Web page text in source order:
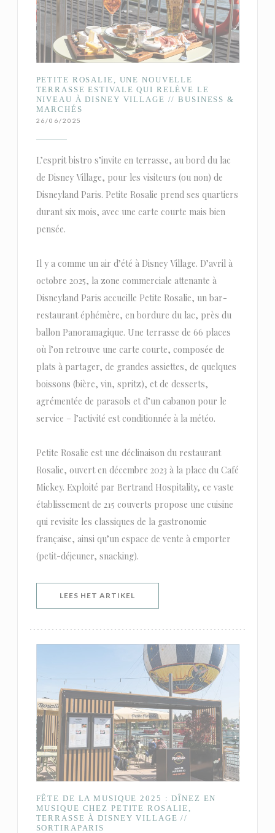
PETITE ROSALIE, UNE NOUVELLE
TERRASSE ESTIVALE QUI RELÈVE LE
NIVEAU À DISNEY VILLAGE // BUSINESS &
MARCHÉS
26/06/2025
L’esprit bistro s’invite en terrasse, au bord du lac
de Disney Village, pour les visiteurs (ou non) de
Disneyland Paris. Petite Rosalie prend ses quartiers
durant six mois, avec une carte courte mais bien
pensée.
Il y a comme un air d’été à Disney Village. D’avril à
octobre 2025, la zone commerciale attenante à
Disneyland Paris accueille Petite Rosalie, un bar-
restaurant éphémère, en bordure du lac, près du
ballon Panoramagique. Une terrasse de 66 places
où l’on retrouve une carte courte, composée de
plats à partager, de grandes assiettes, de quelques
boissons (bière, vin, spritz), et de desserts,
agrémentée de parasols et d’un cabanon pour le
service – l’activité est conditionnée à la météo.
Petite Rosalie est une déclinaison du restaurant
Rosalie, ouvert en décembre 2023 à la place du Café
Mickey. Exploité par Bertrand Hospitality, ce vaste
établissement de 215 couverts propose une cuisine
qui revisite les classiques de la gastronomie
française, ainsi qu’un espace de vente à emporter
(petit-déjeuner, snacking).
LEES HET ARTIKEL
FÊTE DE LA MUSIQUE 2025 : DÎNEZ EN
MUSIQUE CHEZ PETITE ROSALIE,
TERRASSE À DISNEY VILLAGE //
SORTIRAPARIS